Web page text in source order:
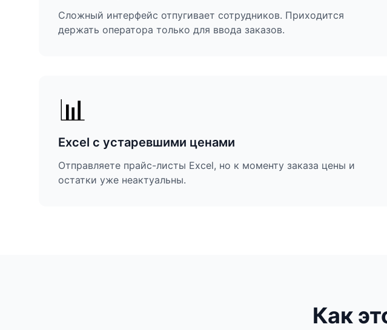
Сложный интерфейс отпугивает сотрудников. Приходится
держать оператора только для ввода заказов.
📊
Excel с устаревшими ценами
Отправляете прайс-листы Excel, но к моменту заказа цены и
остатки уже неактуальны.
Как